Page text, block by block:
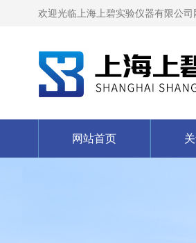
欢迎光临上海上碧实验仪器有限公司
网站首页